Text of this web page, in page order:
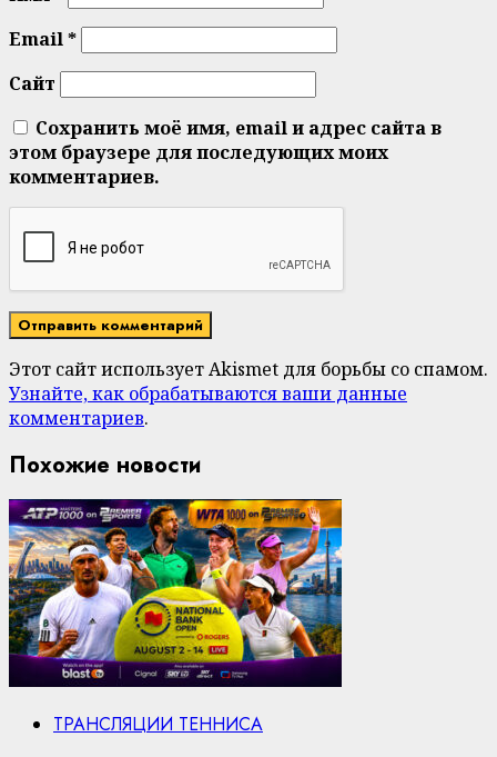
Email*
Сайт
Сохранить моё имя, email и адрес сайта в
этом браузере для последующих моих
комментариев.
Этот сайт использует Akismet для борьбы со спамом.
Узнайте, как обрабатываются ваши данные
комментариев.
Похожие новости
ТРАНСЛЯЦИИ ТЕННИСА